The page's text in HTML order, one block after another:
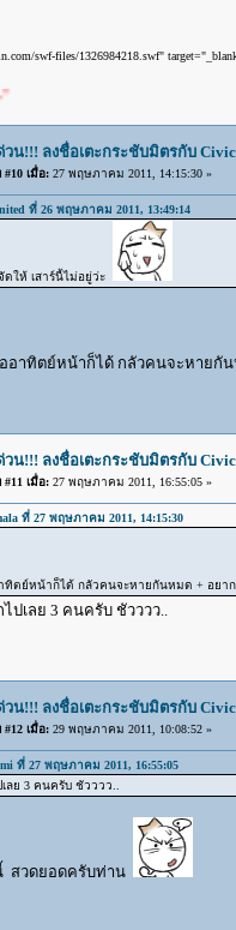
swf-files/1326984218.swf"
วน!!! ลงชื่อเตะกระชับมิตรกับ Civic
เมื่อ:27 พฤษภาคม 2011, 14:15:30 »
ที่ 26 พฤษภาคม 2011, 13:49:14
ดให้ เสาร์นี้ไม่อยู่ว่ะ
ออาทิตย์หน้าก็ได้ กลัวคนจะหายกั
วน!!! ลงชื่อเตะกระชับมิตรกับ Civic
เมื่อ:27 พฤษภาคม 2011, 16:55:05 »
ที่ 27 พฤษภาคม 2011, 14:15:30
าทิตย์หน้าก็ได้ กลัวคนจะหายกันหมด + อยา
ไปเลย 3 คนครับ ชัวววว..
วน!!! ลงชื่อเตะกระชับมิตรกับ Civic
เมื่อ:29 พฤษภาคม 2011, 10:08:52 »
ที่ 27 พฤษภาคม 2011, 16:55:05
ลย 3 คนครับ ชัวววว..
สวดยอดครับท่าน